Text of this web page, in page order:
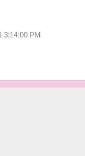
3:14:00 PM